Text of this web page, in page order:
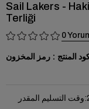
Sail Lakers -
Terliği
0
رمز المخزون
وقت التسليم المقدر: